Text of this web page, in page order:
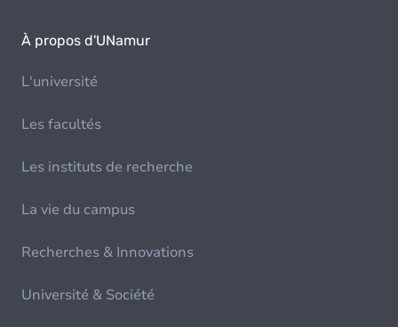
À propos d'UNamur
L'université
Les facultés
Les instituts de recherche
La vie du campus
Recherches & Innovations
Université & Société